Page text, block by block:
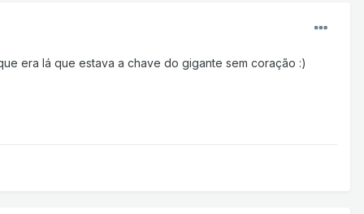
era lá que estava a chave do gigante sem coração :)